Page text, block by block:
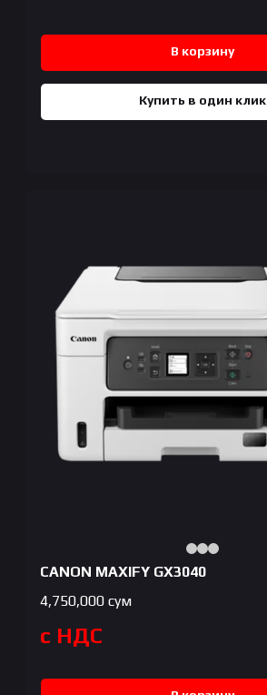
В корзину
Купить в один клик
CANON MAXIFY GX3040
4,750,000 сум
с НДС